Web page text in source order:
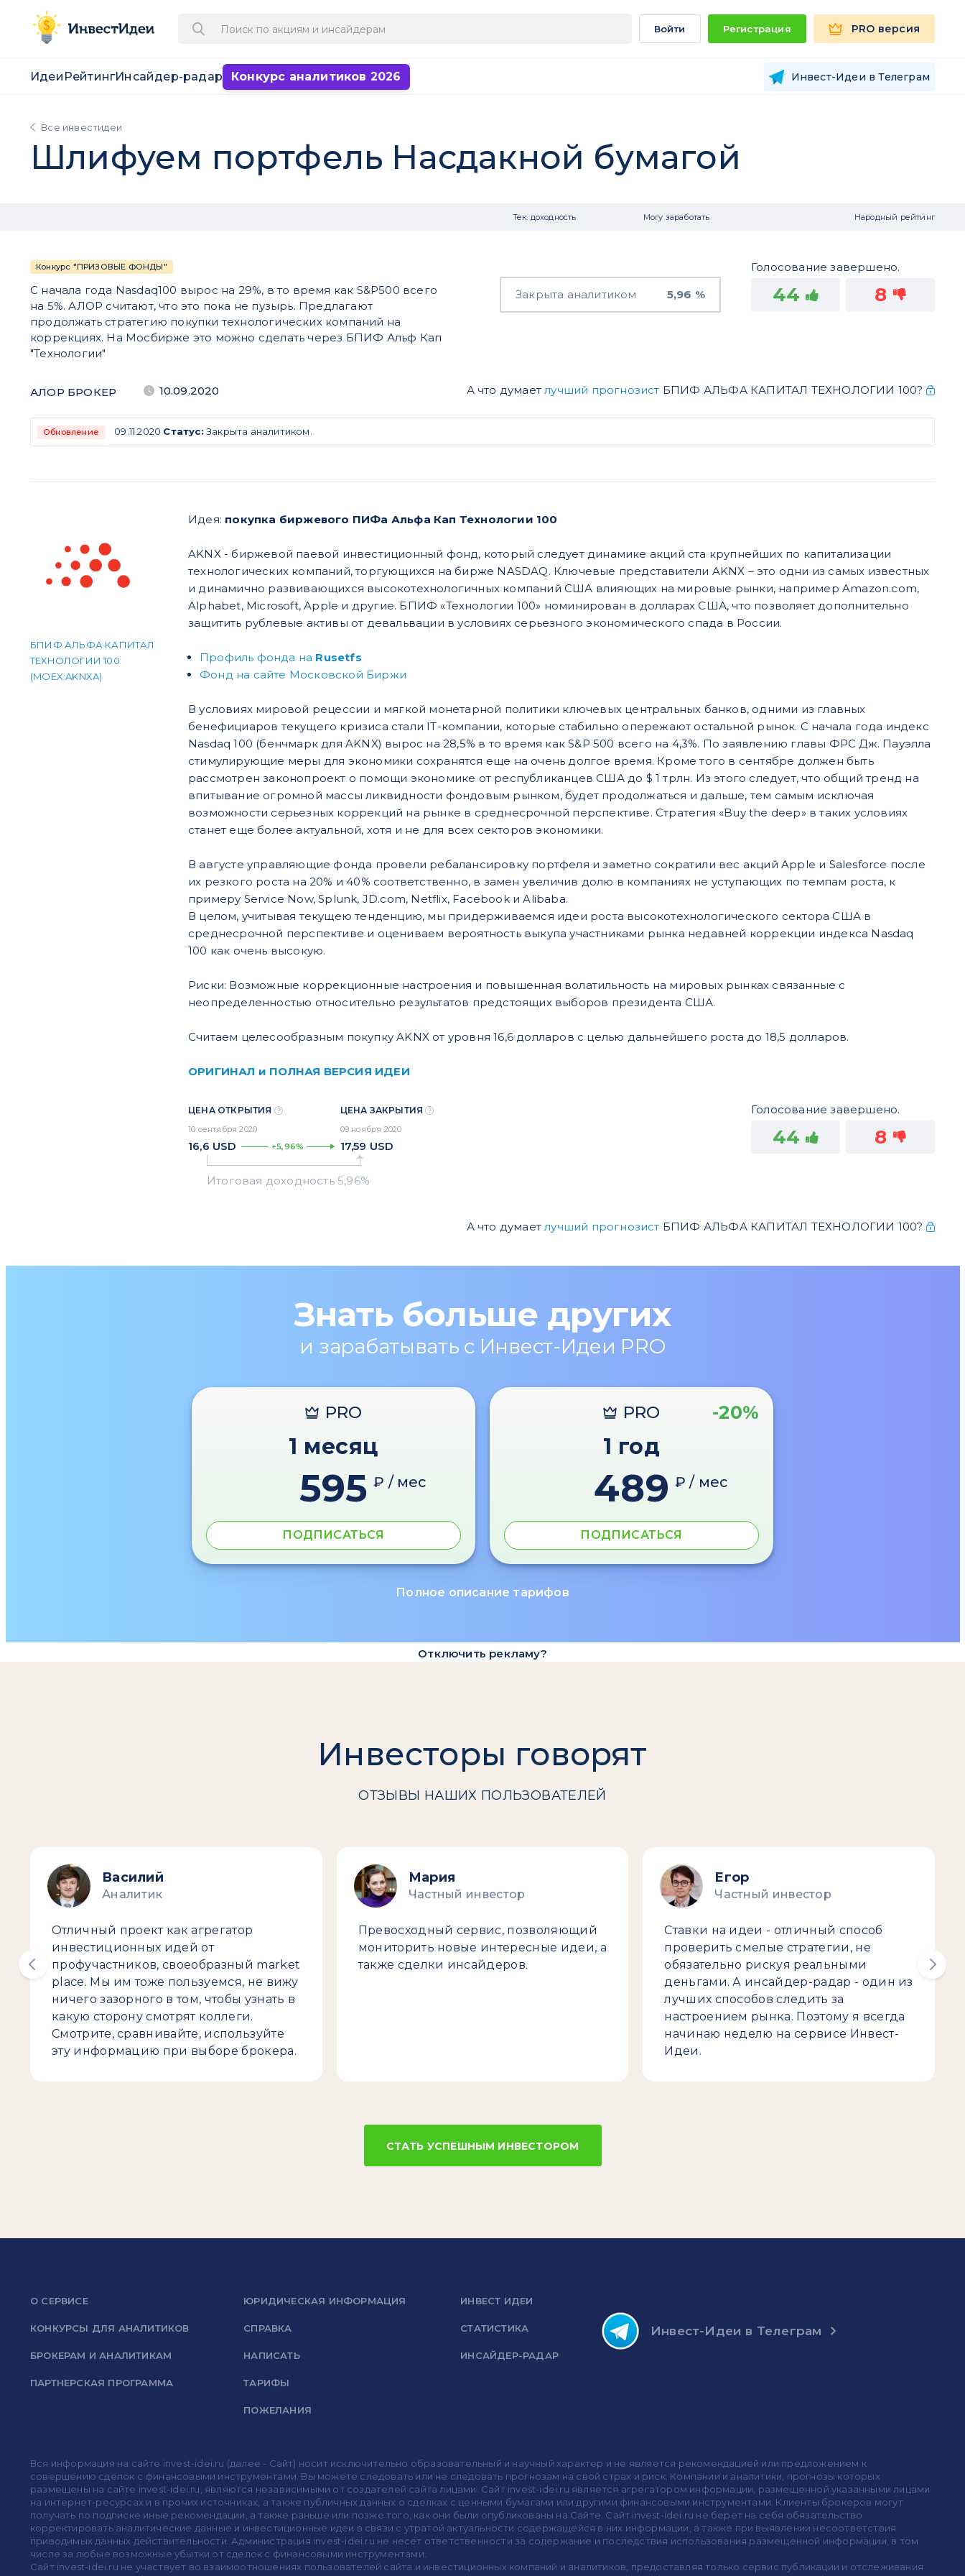
Войти Регистрация PRO версия
Идеи РейтингИнсайдер-радар Конкурс аналитиков 2026 Инвест-Идеи в Телеграм
Все инвестидеи
Шлифуем портфель Насдакной бумагой
Тек. доходность Могу заработать Народный рейтинг
Конкурс "ПРИЗОВЫЕ ФОНДЫ"
С начала года Nasdaq100 вырос на 29%, в то время как S&P500 всего
на 5%. АЛОР считают, что это пока не пузырь. Предлагают
продолжать стратегию покупки технологических компаний на
коррекциях. На Мосбирже это можно сделать через БПИФ Альф Кап
"Технологии"
Закрыта аналитиком 5,96 %
Голосование завершено.
44 8
АЛОР БРОКЕР 10.09.2020 А что думаетлучший прогнозист БПИФ АЛЬФА КАПИТАЛ ТЕХНОЛОГИИ 100?
Обновление 09.11.2020 Статус: Закрыта аналитиком.
БПИФ АЛЬФА КАПИТАЛ
ТЕХНОЛОГИИ 100
(MOEX:AKNXA)
Идея: покупка биржевого ПИФа Альфа Кап Технологии 100
AKNX - биржевой паевой инвестиционный фонд, который следует динамике акций ста крупнейших по капитализации
технологических компаний, торгующихся на бирже NASDAQ. Ключевые представители AKNX – это одни из самых известных
и динамично развивающихся высокотехнологичных компаний США влияющих на мировые рынки, например Amazon.com,
Alphabet, Microsoft, Apple и другие. БПИФ «Технологии 100» номинирован в долларах США, что позволяет дополнительно
защитить рублевые активы от девальвации в условиях серьезного экономического спада в России.
Профиль фонда на Rusetfs
Фонд на сайте Московской Биржи
В условиях мировой рецессии и мягкой монетарной политики ключевых центральных банков, одними из главных
бенефициаров текущего кризиса стали IT-компании, которые стабильно опережают остальной рынок. С начала года индекс
Nasdaq 100 (бенчмарк для AKNX) вырос на 28,5% в то время как S&P 500 всего на 4,3%. По заявлению главы ФРС Дж. Пауэлла
стимулирующие меры для экономики сохранятся еще на очень долгое время. Кроме того в сентябре должен быть
рассмотрен законопроект о помощи экономике от республиканцев США до $ 1 трлн. Из этого следует, что общий тренд на
впитывание огромной массы ликвидности фондовым рынком, будет продолжаться и дальше, тем самым исключая
возможности серьезных коррекций на рынке в среднесрочной перспективе. Стратегия «Buy the deep» в таких условиях
станет еще более актуальной, хотя и не для всех секторов экономики.
В августе управляющие фонда провели ребалансировку портфеля и заметно сократили вес акций Apple и Salesforce после
их резкого роста на 20% и 40% соответственно, в замен увеличив долю в компаниях не уступающих по темпам роста, к
примеру Service Now, Splunk, JD.com, Netflix, Facebook и Alibaba.
В целом, учитывая текущею тенденцию, мы придерживаемся идеи роста высокотехнологического сектора США в
среднесрочной перспективе и оцениваем вероятность выкупа участниками рынка недавней коррекции индекса Nasdaq
100 как очень высокую.
Риски: Возможные коррекционные настроения и повышенная волатильность на мировых рынках связанные с
неопределенностью относительно результатов предстоящих выборов президента США.
Считаем целесообразным покупку AKNX от уровня 16,6 долларов с целью дальнейшего роста до 18,5 долларов.
ОРИГИНАЛ и ПОЛНАЯ ВЕРСИЯ ИДЕИ
ЦЕНА ОТКРЫТИЯ
10 сентября 2020
16,6 USD +5,96%
ЦЕНА ЗАКРЫТИЯ
09 ноября 2020
17,59 USD
Голосование завершено.
44 8
А что думаетлучший прогнозист БПИФ АЛЬФА КАПИТАЛ ТЕХНОЛОГИИ 100?
Знать больше других
и зарабатывать с Инвест-Идеи PRO
PRO
1 месяц
595 ₽ / мес
ПОДПИСАТЬСЯ
PRO -20%
1 год
489 ₽ / мес
ПОДПИСАТЬСЯ
Полное описание тарифов
Отключить рекламу?
Инвесторы говорят
ОТЗЫВЫ НАШИХ ПОЛЬЗОВАТЕЛЕЙ
Василий
Аналитик
Отличный проект как агрегатор
инвестиционных идей от
профучастников, своеобразный market
place. Мы им тоже пользуемся, не вижу
ничего зазорного в том, чтобы узнать в
какую сторону смотрят коллеги.
Смотрите, сравнивайте, используйте
эту информацию при выборе брокера.
Мария
Частный инвестор
Превосходный сервис, позволяющий
мониторить новые интересные идеи, а
также сделки инсайдеров.
Егор
Частный инвестор
Ставки на идеи - отличный способ
проверить смелые стратегии, не
обязательно рискуя реальными
деньгами. А инсайдер-радар - один из
лучших способов следить за
настроением рынка. Поэтому я всегда
начинаю неделю на сервисе Инвест-
Идеи.
СТАТЬ УСПЕШНЫМ ИНВЕСТОРОМ
Инвест-Идеи в Телеграм
О СЕРВИСЕ
КОНКУРСЫ ДЛЯ АНАЛИТИКОВ
БРОКЕРАМ И АНАЛИТИКАМ
ПАРТНЕРСКАЯ ПРОГРАММА
ЮРИДИЧЕСКАЯ ИНФОРМАЦИЯ
СПРАВКА
НАПИСАТЬ
ТАРИФЫ
ПОЖЕЛАНИЯ
ИНВЕСТ ИДЕИ
СТАТИСТИКА
ИНСАЙДЕР-РАДАР
Вся информация на сайте invest-idei.ru (далее - Сайт) носит исключительно образовательный и научный характер и не является рекомендацией или предложением к
совершению сделок с финансовыми инструментами. Вы можете следовать или не следовать прогнозам на свой страх и риск. Компании и аналитики, прогнозы которых
размещены на сайте invest-idei.ru, являются независимыми от создателей сайта лицами. Сайт invest-idei.ru является агрегатором информации, размещенной указанными лицами
на интернет-ресурсах и в прочих источниках, а также публичных данных о сделках с ценными бумагами или другими финансовыми инструментами. Клиенты брокеров могут
получать по подписке иные рекомендации, а также раньше или позже того, как они были опубликованы на Сайте. Сайт invest-idei.ru не берет на себя обязательство
корректировать аналитические данные и инвестиционные идеи в связи с утратой актуальности содержащейся в них информации, а также при выявлении несоответствия
приводимых данных действительности. Администрация invest-idei.ru не несет ответственности за содержание и последствия использования размещенной информации, в том
числе за любые возможные убытки от сделок с финансовыми инструментами.
Сайт invest-idei.ru не участвует во взаимоотношениях пользователей сайта и инвестиционных компаний и аналитиков, предоставляя только сервис публикации и отслеживания